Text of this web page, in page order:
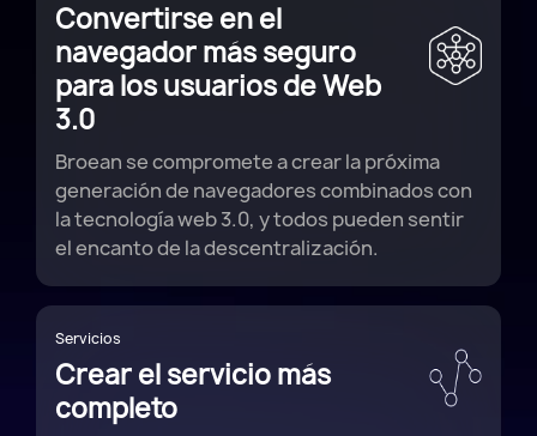
Convertirse en el
navegador más seguro
para los usuarios de Web
3.0
Broean se compromete a crear la próxima
generación de navegadores combinados con
la tecnología web 3.0, y todos pueden sentir
el encanto de la descentralización.
Servicios
Crear el servicio más
completo